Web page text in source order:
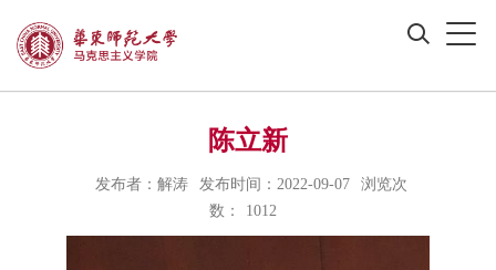
陈立新
发布者：解涛 发布时间：2022-09-07
浏览次
数：
1012